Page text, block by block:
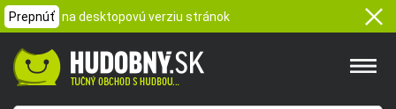
Prepnúť na desktopovú verziu stránok